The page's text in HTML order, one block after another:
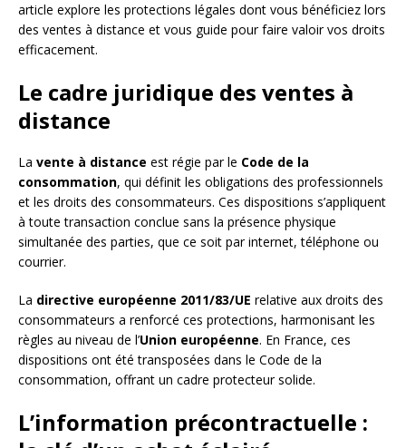
article explore les protections légales dont vous bénéficiez lors
des ventes à distance et vous guide pour faire valoir vos droits
efficacement.
Le cadre juridique des ventes à
distance
La vente à distance est régie par le Code de la
consommation, qui définit les obligations des professionnels
et les droits des consommateurs. Ces dispositions s’appliquent
à toute transaction conclue sans la présence physique
simultanée des parties, que ce soit par internet, téléphone ou
courrier.
La directive européenne 2011/83/UE relative aux droits des
consommateurs a renforcé ces protections, harmonisant les
règles au niveau de l’Union européenne. En France, ces
dispositions ont été transposées dans le Code de la
consommation, offrant un cadre protecteur solide.
L’information précontractuelle :